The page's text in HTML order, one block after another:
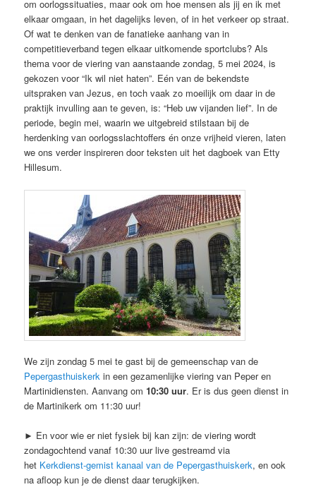
om oorlogssituaties, maar ook om hoe mensen als jij en ik met
elkaar omgaan, in het dagelijks leven, of in het verkeer op straat.
Of wat te denken van de fanatieke aanhang van in
competitieverband tegen elkaar uitkomende sportclubs? Als
thema voor de viering van aanstaande zondag, 5 mei 2024, is
gekozen voor “Ik wil niet haten”. Eén van de bekendste
uitspraken van Jezus, en toch vaak zo moeilijk om daar in de
praktijk invulling aan te geven, is: “Heb uw vijanden lief”. In de
periode, begin mei, waarin we uitgebreid stilstaan bij de
herdenking van oorlogsslachtoffers én onze vrijheid vieren, laten
we ons verder inspireren door teksten uit het dagboek van Etty
Hillesum.
We zijn zondag 5 mei te gast bij de gemeenschap van de
Pepergasthuiskerk in een gezamenlijke viering van Peper en
Martinidiensten. Aanvang om10:30 uur. Er is dus geen dienst in
de Martinikerk om 11:30 uur!
► En voor wie er niet fysiek bij kan zijn: de viering wordt
zondagochtend vanaf 10:30 uur live gestreamd via
het Kerkdienst-gemist kanaal van de Pepergasthuiskerk, en ook
na afloop kun je de dienst daar terugkijken.